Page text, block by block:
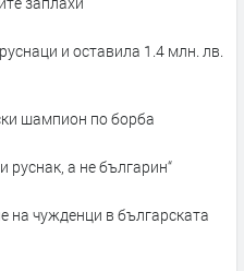
и оставила 1.4 млн. лв.
шампион по борба
руснак, а не българин“
на чужденци в българската